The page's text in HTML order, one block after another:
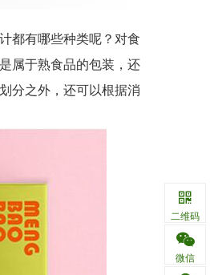
都有哪些种类呢？对食
属于熟食品的包装，还
分之外，还可以根据消
二维码
微信